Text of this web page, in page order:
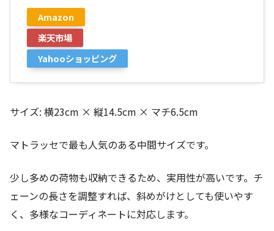
Amazon
楽天市場
Yahooショッピング
サイズ: 横23cm × 縦14.5cm × マチ6.5cm
マトラッセで最も人気のある中間サイズです。
少し多めの荷物も収納できるため、実用性が高いです。チ
ェーンの長さを調整すれば、斜めがけとしても使いやす
く、多様なコーディネートに対応します。